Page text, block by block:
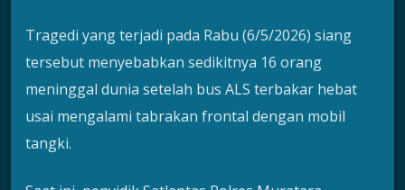
Tragedi yang terjadi pada Rabu (6/5/2026) siang
tersebut menyebabkan sedikitnya 16 orang
meninggal dunia setelah bus ALS terbakar hebat
usai mengalami tabrakan frontal dengan mobil
tangki.